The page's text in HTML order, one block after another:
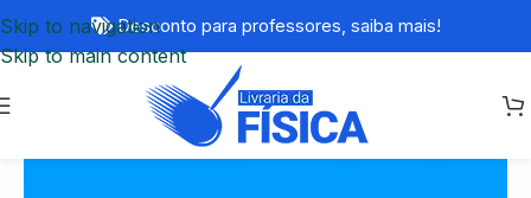
Skip to navigation
Skip to main content
Desconto para professores, saiba mais!